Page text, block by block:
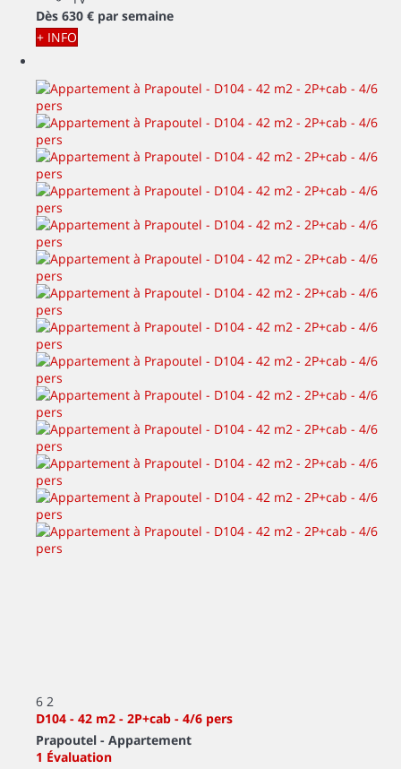
Dès 630 € par semaine
+ INFO
6 2
D104 - 42 m2 - 2P+cab - 4/6 pers
Prapoutel - Appartement
1 Évaluation